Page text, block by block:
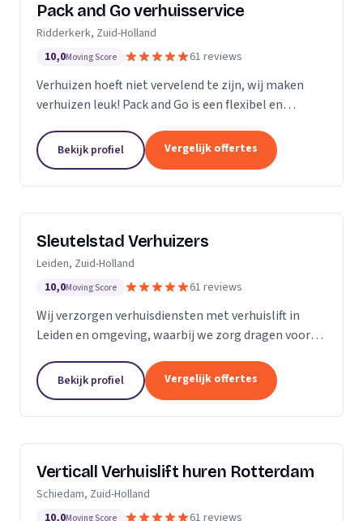
Pack and Go verhuisservice
Ridderkerk, Zuid-Holland
10,0Moving Score 61 reviews
Verhuizen hoeft niet vervelend te zijn, wij maken
verhuizen leuk! Pack and Go is een flexibel en
al uw verhuizingen. Met ons team van...
Bekijk profiel Vergelijk offertes
Sleutelstad Verhuizers
Leiden, Zuid-Holland
10,0Moving Score 61 reviews
Wij verzorgen verhuisdiensten met verhuislift in
Leiden en omgeving, waarbij we zorg dragen voor
Bekijk profiel Vergelijk offertes
Verticall Verhuislift huren Rotterdam
Schiedam, Zuid-Holland
10,0Moving Score 61 reviews